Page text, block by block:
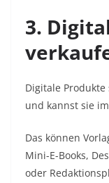
3.
Digitale
und kannst sie
Das können
Mini-E-Books,
oder